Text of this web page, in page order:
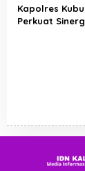
Kapolres
Perkuat